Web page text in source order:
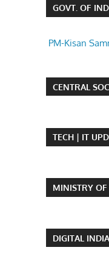
GOVT. OF
PM-Kisan
CENTRAL
TECH | IT
MINISTRY OF
DIGITAL